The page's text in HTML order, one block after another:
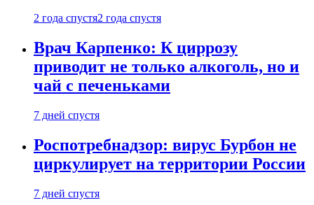
2 года спустя2 года спустя
Врач Карпенко: К циррозу
приводит не только алкоголь, но и
чай с печеньками
7 дней спустя
Роспотребнадзор: вирус Бурбон не
циркулирует на территории России
7 дней спустя